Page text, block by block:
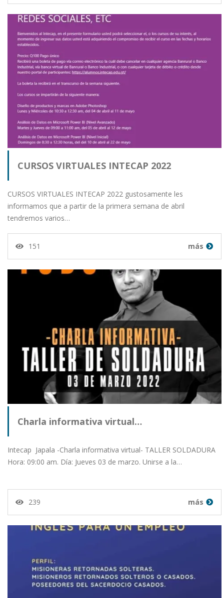
CURSOS VIRTUALES INTECAP 2022
CURSOS VIRTUALES INTECAP 2022 gustosamente les
informamos que a partir de la primera semana de abril
tendremos varios…
151 más
Charla informativa virtual…
Intecap Japala -Charla informativa virtual- TALLER SOLDADURA
Hora: 09:00 am. Día: Jueves 03 de marzo. Unirse a la…
239 más